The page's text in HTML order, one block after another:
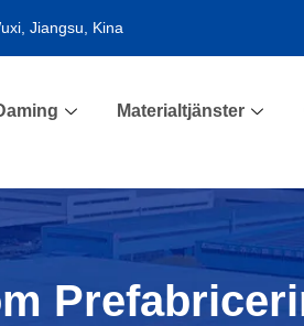
Jiangsu, Kina
Materialtjänster